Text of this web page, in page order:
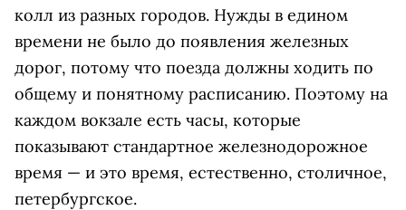
колл из разных городов. Нужды в едином
времени не было до появления железных
дорог, потому что поезда должны ходить по
общему и понятному расписанию. Поэтому на
каждом вокзале есть часы, которые
показывают стандартное железнодорожное
время — и это время, естественно, столичное,
петербургское.